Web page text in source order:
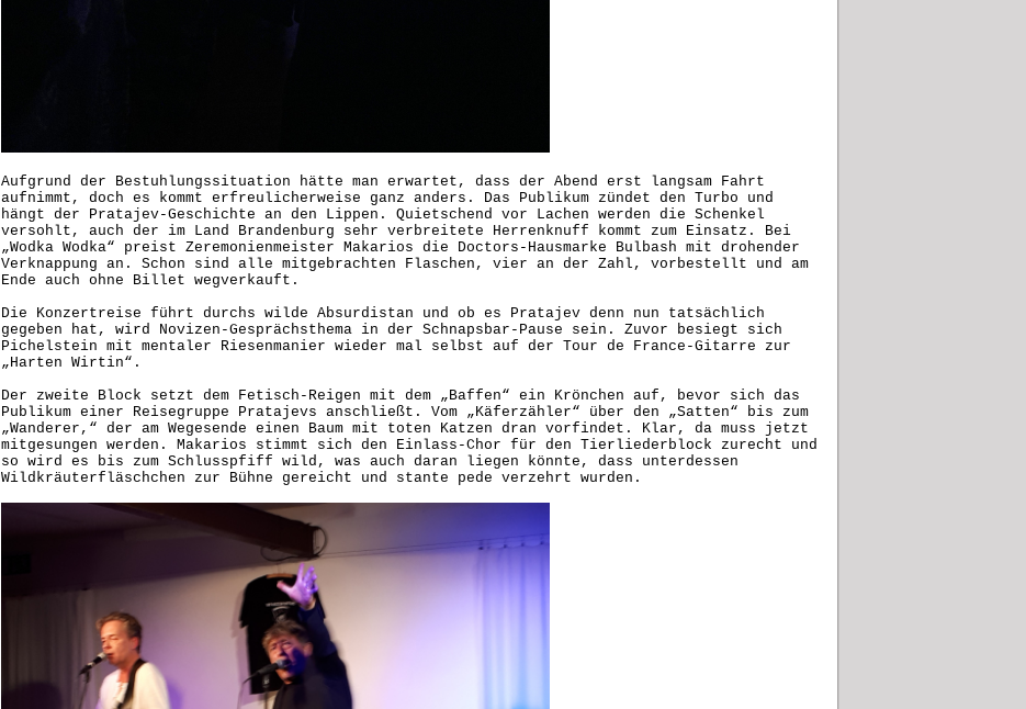
Aufgrund der Bestuhlungssituation hätte man erwartet, dass der Abend erst langsam Fahrt
aufnimmt, doch es kommt erfreulicherweise ganz anders. Das Publikum zündet den Turbo und
hängt der Pratajev-Geschichte an den Lippen. Quietschend vor Lachen werden die Schenkel
versohlt, auch der im Land Brandenburg sehr verbreitete Herrenknuff kommt zum Einsatz. Bei
„Wodka Wodka“ preist Zeremonienmeister Makarios die Doctors-Hausmarke Bulbash mit drohender
Verknappung an. Schon sind alle mitgebrachten Flaschen, vier an der Zahl, vorbestellt und am
Ende auch ohne Billet wegverkauft.
Die Konzertreise führt durchs wilde Absurdistan und ob es Pratajev denn nun tatsächlich
gegeben hat, wird Novizen-Gesprächsthema in der Schnapsbar-Pause sein. Zuvor besiegt sich
Pichelstein mit mentaler Riesenmanier wieder mal selbst auf der Tour de France-Gitarre zur
„Harten Wirtin“.
Der zweite Block setzt dem Fetisch-Reigen mit dem „Baffen“ ein Krönchen auf, bevor sich das
Publikum einer Reisegruppe Pratajevs anschließt. Vom „Käferzähler“ über den „Satten“ bis zum
„Wanderer,“ der am Wegesende einen Baum mit toten Katzen dran vorfindet. Klar, da muss jetzt
mitgesungen werden. Makarios stimmt sich den Einlass-Chor für den Tierliederblock zurecht und
so wird es bis zum Schlusspfiff wild, was auch daran liegen könnte, dass unterdessen
Wildkräuterfläschchen zur Bühne gereicht und stante pede verzehrt wurden.